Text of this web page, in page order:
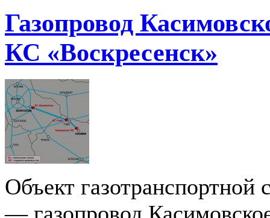
Газопровод
КС «Воскресенск»
Объект газотранспортной
— газопровод